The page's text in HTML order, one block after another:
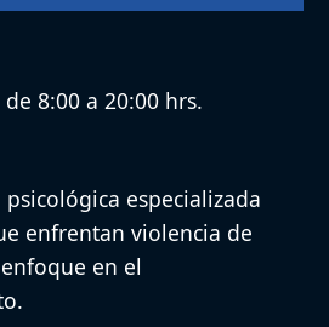
8:00 a 20:00 hrs.
especializada
enfrentan violencia de
en el